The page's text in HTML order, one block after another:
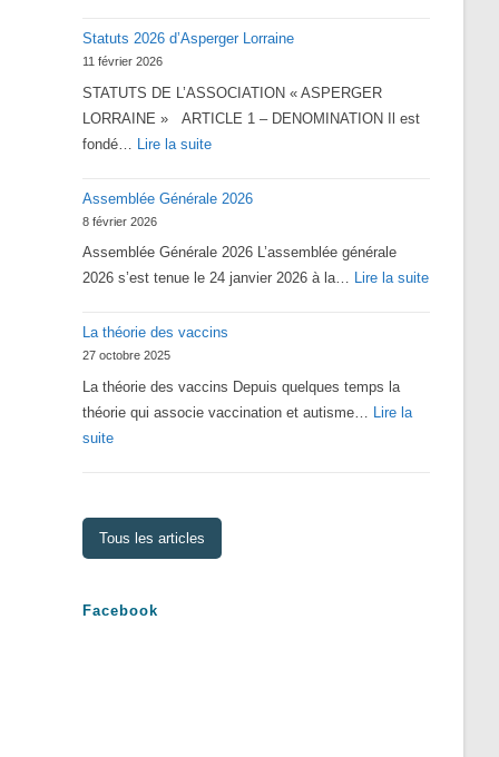
Statuts 2026 d’Asperger Lorraine
11 février 2026
STATUTS DE L’ASSOCIATION « ASPERGER
LORRAINE » ARTICLE 1 – DENOMINATION Il est
fondé… Lire la suite:
2026
Lorraine
Assemblée Générale 2026
8 février 2026
Assemblée Générale 2026 L’assemblée générale
2026 s’est tenue le 24 janvier 2026 à la… Lire la suite:
La théorie des vaccins
27 octobre 2025
La théorie des vaccins Depuis quelques temps la
théorie qui associe vaccination et autisme… Lire la
suite:
des
vaccins
Tous les articles
Facebook